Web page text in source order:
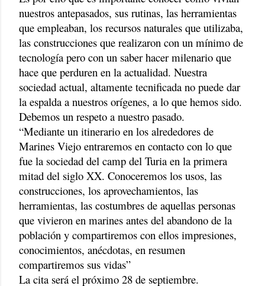
nuestros antepasados, sus rutinas, las herramientas
que empleaban, los recursos naturales que utilizaba,
las construcciones que realizaron con un mínimo de
tecnología pero con un saber hacer milenario que
hace que perduren en la actualidad. Nuestra
sociedad actual, altamente tecnificada no puede dar
la espalda a nuestros orígenes, a lo que hemos sido.
Debemos un respeto a nuestro pasado.
“Mediante un itinerario en los alrededores de
Marines Viejo entraremos en contacto con lo que
fue la sociedad del camp del Turia en la primera
mitad del siglo XX. Conoceremos los usos, las
construcciones, los aprovechamientos, las
herramientas, las costumbres de aquellas personas
que vivieron en marines antes del abandono de la
población y compartiremos con ellos impresiones,
conocimientos, anécdotas, en resumen
compartiremos sus vidas”
La cita será el próximo 28 de septiembre.